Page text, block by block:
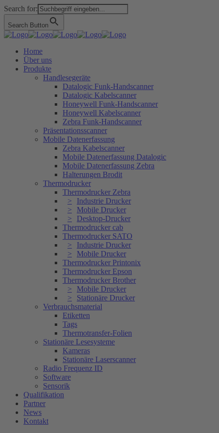
Search for:
Search Button
Home
Über uns
Produkte
Handlesegeräte
Datalogic Funk-Handscanner
Datalogic Kabelscanner
Honeywell Funk-Handscanner
Honeywell Kabelscanner
Zebra Funk-Handscanner
Präsentationsscanner
Mobile Datenerfassung
Zebra Kabelscanner
Mobile Datenerfassung Datalogic
Mobile Datenerfassung Zebra
Halterungen Brodit
Thermodrucker
Thermodrucker Zebra
Industrie Drucker
Mobile Drucker
Desktop-Drucker
Thermodrucker cab
Thermodrucker SATO
Industrie Drucker
Mobile Drucker
Thermodrucker Printonix
Thermodrucker Epson
Thermodrucker Brother
Mobile Drucker
Stationäre Drucker
Verbrauchsmaterial
Etiketten
Tags
Thermotransfer-Folien
Stationäre Lesesysteme
Kameras
Stationäre Laserscanner
Radio Frequenz ID
Software
Sensorik
Qualifikation
Partner
News
Kontakt